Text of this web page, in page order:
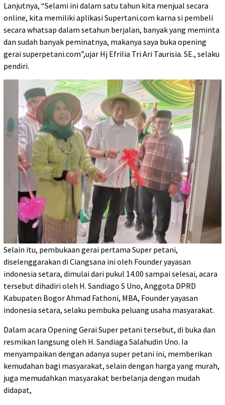
Lanjutnya, “Selami ini dalam satu tahun kita menjual secara
online, kita memiliki aplikasi Supertani.com karna si pembeli
secara whatsap dalam setahun berjalan, banyak yang meminta
dan sudah banyak peminatnya, makanya saya buka opening
gerai superpetani.com”,ujar Hj Efrilia Tri Ari Taurisia. SE., selaku
pendiri.
Selain itu, pembukaan gerai pertama Super petani,
diselenggarakan di Ciangsana ini oleh Founder yayasan
indonesia setara, dimulai dari pukul 14.00 sampai selesai, acara
tersebut dihadiri oleh H. Sandiago S Uno, Anggota DPRD
Kabupaten Bogor Ahmad Fathoni, MBA, Founder yayasan
indonesia setara, selaku pembuka peluang usaha masyarakat.
Dalam acara Opening Gerai Super petani tersebut, di buka dan
resmikan langsung oleh H. Sandiaga Salahudin Uno. Ia
menyampaikan dengan adanya super petani ini, memberikan
kemudahan bagi masyarakat, selain dengan harga yang murah,
juga memudahkan masyarakat berbelanja dengan mudah
didapat,